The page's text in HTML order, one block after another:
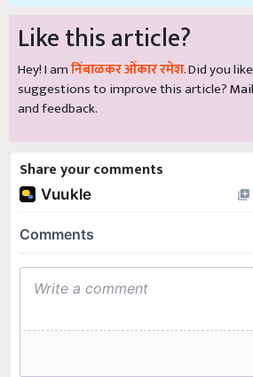
Like this article?
Hey! I amनिंबाळकर ओंकार रमेश. Did you
suggestions to improve this article?Mail
and feedback.
Share your comments